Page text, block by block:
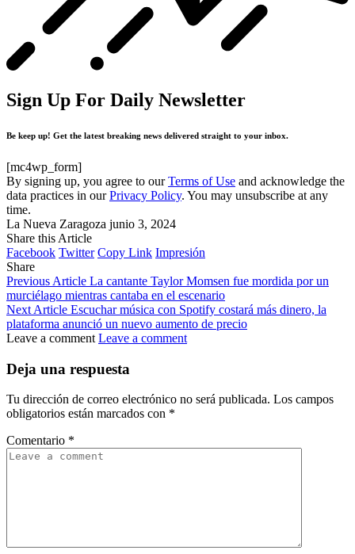
Sign Up For Daily Newsletter
Be keep up! Get the latest breaking news delivered straight to your inbox.
[mc4wp_form]
By signing up, you agree to ourTerms of Use and acknowledge the
data practices in ourPrivacy Policy. You may unsubscribe at any
time.
La Nueva Zaragoza junio 3, 2024
Share this Article
Facebook Twitter Copy Link Impresión
Share
Previous Article La cantante Taylor Momsen fue mordida por un
murciélago mientras cantaba en el escenario
Next Article Escuchar música con Spotify costará más dinero, la
plataforma anunció un nuevo aumento de precio
Leave a comment Leave a comment
Deja una respuesta
Tu dirección de correo electrónico no será publicada. Los campos
obligatorios están marcados con *
Comentario *